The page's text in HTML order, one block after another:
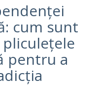
cum sunt
pentru a